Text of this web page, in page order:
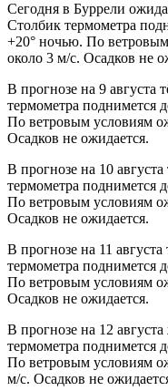
Сегодня в Буррели
Столбик термометра
+20° ночью. По
около 3 м/с. Осадков не
В прогнозе на 9 августа
термометра поднимется
По ветровым условиям
Осадков не ожидается.
В прогнозе на 10
термометра поднимется
По ветровым условиям
Осадков не ожидается.
В прогнозе на 11
термометра поднимется
По ветровым условиям
Осадков не ожидается.
В прогнозе на 12
термометра поднимется
По ветровым условиям
м/с. Осадков не